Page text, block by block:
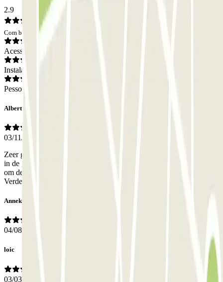
2.9
Com base em 9 opiniões
Acesso
Instalações
Pessoal
Albert
03/11/2025
Zeer goed geholpen door de helpdesk om bij terugkomst weer terug
in de garage te komen. Wel handig als er UIT borden zouden zijn
om de uitgang te vinden. Wij hebben eerst een rondje gereden:)
Verder prima plek vlakbij Metrostation
Anneke
04/08/2025
loic
03/03/2025